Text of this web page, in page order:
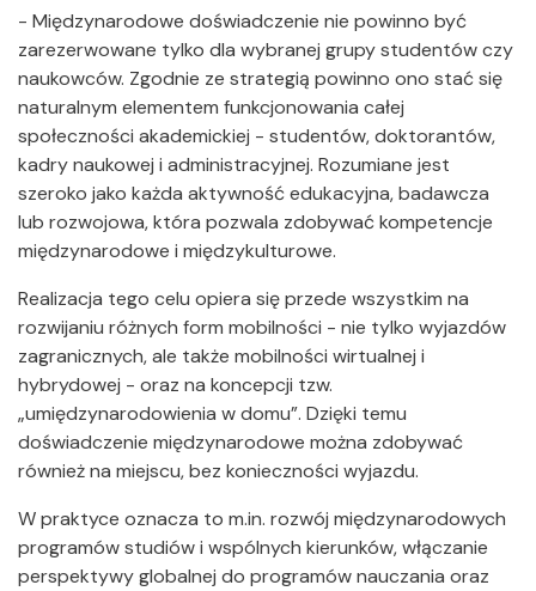
- Międzynarodowe doświadczenie nie powinno być
zarezerwowane tylko dla wybranej grupy studentów czy
naukowców. Zgodnie ze strategią powinno ono stać się
naturalnym elementem funkcjonowania całej
społeczności akademickiej - studentów, doktorantów,
kadry naukowej i administracyjnej. Rozumiane jest
szeroko jako każda aktywność edukacyjna, badawcza
lub rozwojowa, która pozwala zdobywać kompetencje
międzynarodowe i międzykulturowe.
Realizacja tego celu opiera się przede wszystkim na
rozwijaniu różnych form mobilności - nie tylko wyjazdów
zagranicznych, ale także mobilności wirtualnej i
hybrydowej - oraz na koncepcji tzw.
„umiędzynarodowienia w domu”. Dzięki temu
doświadczenie międzynarodowe można zdobywać
również na miejscu, bez konieczności wyjazdu.
W praktyce oznacza to m.in. rozwój międzynarodowych
programów studiów i wspólnych kierunków, włączanie
perspektywy globalnej do programów nauczania oraz